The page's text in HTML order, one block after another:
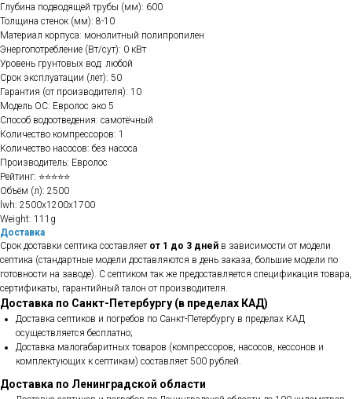
Глубина подводящей трубы (мм): 600
Толщина стенок (мм): 8-10
Материал корпуса: монолитный полипропилен
Энергопотребление (Вт/сут): 0 кВт
Уровень грунтовых вод: любой
Срок эксплуатации (лет): 50
Гарантия (от производителя): 10
Модель ОС: Евролос эко 5
Способ водоотведения: самотёчный
Количество компрессоров: 1
Количество насосов: без насоса
Производитель: Евролос
Рейтинг: ⭐⭐⭐⭐⭐
Объём (л): 2500
lwh: 2500x1200x1700
Weight: 111g
Доставка
Срок доставки септика составляет от 1 до 3 дней в зависимости от модели
септика (стандартные модели доставляются в день заказа, большие модели по
готовности на заводе). С септиком так же предоставляется спецификация товара,
сертификаты, гарантийный талон от производителя.
Доставка по Санкт-Петербургу (в пределах КАД)
Доставка септиков и погребов по Санкт-Петербургу в пределах КАД
осуществляется бесплатно;
Доставка малогабаритных товаров (компрессоров, насосов, кессонов и
комплектующих к септикам) составляет 500 рублей.
Доставка по Ленинградской области